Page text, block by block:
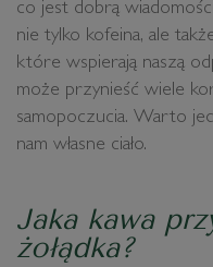
co jest dobrą
nie tylko kofeina, ale
które wspierają naszą
może przynieść wiele
samopoczucia. Warto
nam własne ciało.
Jaka kawa
żołądka?